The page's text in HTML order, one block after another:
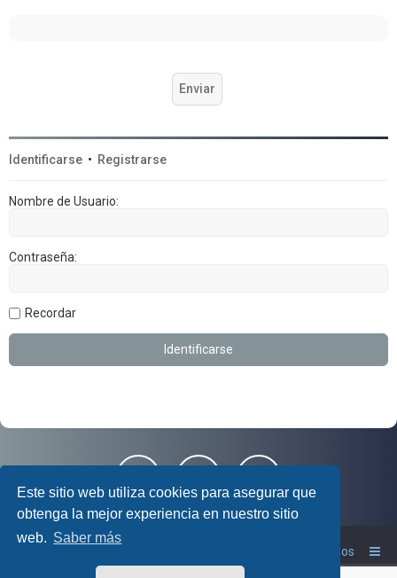
Este sitio web utiliza cookies para asegurar que
obtenga la mejor experiencia en nuestro sitio
web. Saber más
Identificarse • Registrarse
Nombre de Usuario:
Contraseña:
Recordar
Contáctanos